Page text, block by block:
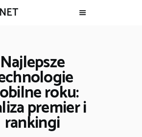
Najlepsze
roku:
premier i
rankingi